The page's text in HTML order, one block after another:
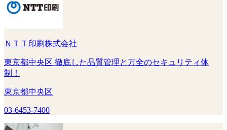
ＮＴＴ印刷株式会社
東京都中央区 徹底した品質管理と万全のセキュリティ体
制！
東京都中央区
03-6453-7400